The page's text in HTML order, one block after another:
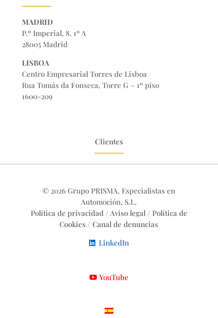
MADRID
P.º Imperial, 8, 1º A
28005 Madrid
LISBOA
Centro Empresarial Torres de Lisboa
Rua Tomás da Fonseca, Torre G – 1º piso
1600-209
Clientes
© 2026 Grupo PRISMA, Especialistas en
Automoción, S.L.
Política de privacidad / Aviso legal / Política de
Cookies /Canal de denuncias
LinkedIn
YouTube